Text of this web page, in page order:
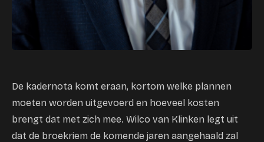
De kadernota komt eraan, kortom welke plannen
moeten worden uitgevoerd en hoeveel kosten
brengt dat met zich mee. Wilco van Klinken legt uit
dat de broekriem de komende jaren aangehaald zal